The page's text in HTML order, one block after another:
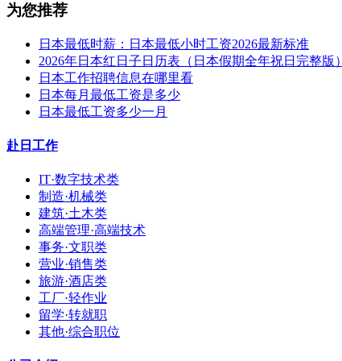
为您推荐
日本最低时薪：日本最低小时工资2026最新标准
2026年日本红日子日历表（日本假期全年祝日完整版）
日本工作招聘信息在哪里看
日本每月最低工资是多少
日本最低工资多少一月
赴日工作
IT·数字技术类
制造·机械类
建筑·土木类
高端管理·高端技术
事务·文职类
营业·销售类
旅游·酒店类
工厂·轻作业
留学·转就职
其他·综合职位